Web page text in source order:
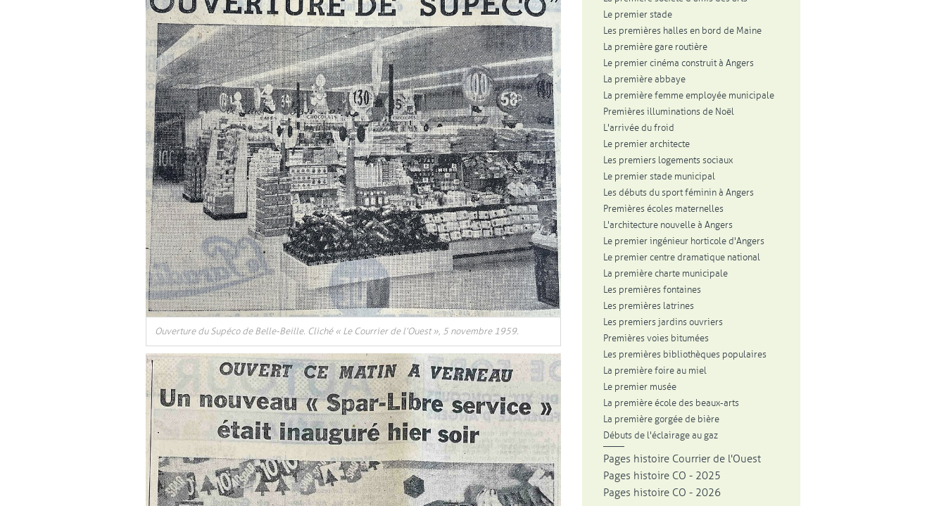
Ouverture du Supéco de Belle-Beille. Cliché « Le Courrier de l’Ouest », 5 novembre 1959.
Le premier stade
Les premières halles en bord de Maine
La première gare routière
Le premier cinéma construit à Angers
La première abbaye
La première femme employée municipale
Premières illuminations de Noël
L'arrivée du froid
Le premier architecte
Les premiers logements sociaux
Le premier stade municipal
Les débuts du sport féminin à Angers
Premières écoles maternelles
L'architecture nouvelle à Angers
Le premier ingénieur horticole d'Angers
Le premier centre dramatique national
La première charte municipale
Les premières fontaines
Les premières latrines
Les premiers jardins ouvriers
Premières voies bitumées
Les premières bibliothèques populaires
La première foire au miel
Le premier musée
La première école des beaux-arts
La première gorgée de bière
Débuts de l'éclairage au gaz
Pages histoire Courrier de l'Ouest
Pages histoire CO - 2025
Pages histoire CO - 2026